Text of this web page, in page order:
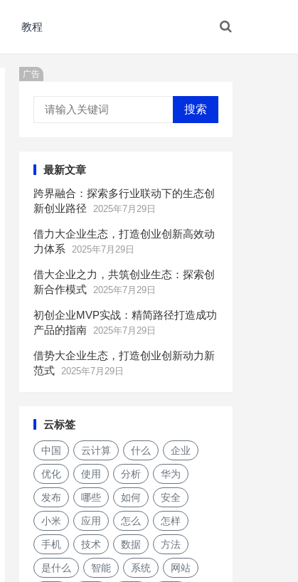
教程
广告
搜索
最新文章
跨界融合：探索多行业联动下的生态创
新创业路径
2025年7月29日
借力大企业生态，打造创业创新高效动
力体系
2025年7月29日
借大企业之力，共筑创业生态：探索创
新合作模式 2025年7月29日
初创企业MVP实战：精简路径打造成功
产品的指南 2025年7月29日
借势大企业生态，打造创业创新动力新
范式 2025年7月29日
云标签
中国 云计算 什么 企业
优化 使用 分析 华为
发布 哪些 如何 安全
小米 应用 怎么 怎样
手机 技术 数据 方法
是什么 智能 系统 网站